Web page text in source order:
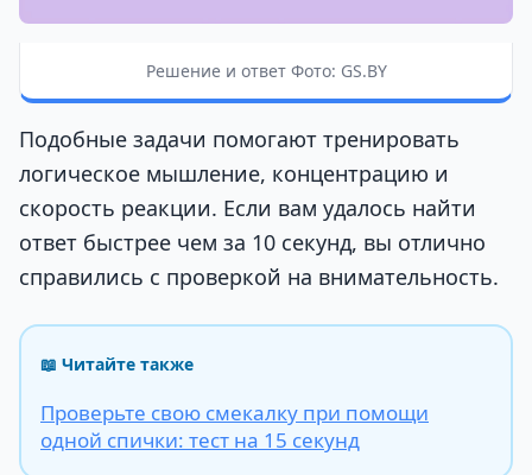
Решение и ответ Фото: GS.BY
Подобные задачи помогают тренировать
логическое мышление, концентрацию и
скорость реакции. Если вам удалось найти
ответ быстрее чем за 10 секунд, вы отлично
справились с проверкой на внимательность.
📖 Читайте также
Проверьте свою смекалку при помощи
одной спички: тест на 15 секунд